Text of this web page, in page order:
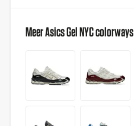
Meer Asics Gel NYC colorways